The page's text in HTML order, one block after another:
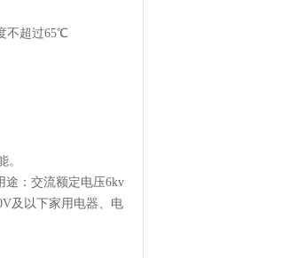
不超过65℃
。
途：交流额定电压6kv
及以下家用电器、电